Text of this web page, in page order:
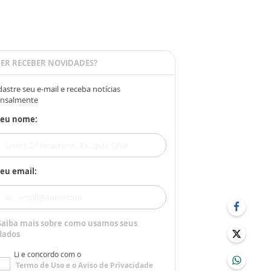
RECEBER NOVIDADES?
seu e-mail e receba notícias
nome:
email:
mais sobre como usamos seus
Li e concordo com o
Termo de Usoe oAviso de Privacidade